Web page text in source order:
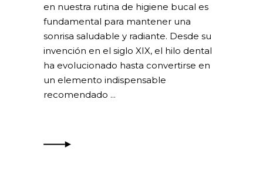
en nuestra rutina de higiene bucal es
fundamental para mantener una
sonrisa saludable y radiante. Desde su
invención en el siglo XIX, el hilo dental
ha evolucionado hasta convertirse en
un elemento indispensable
recomendado